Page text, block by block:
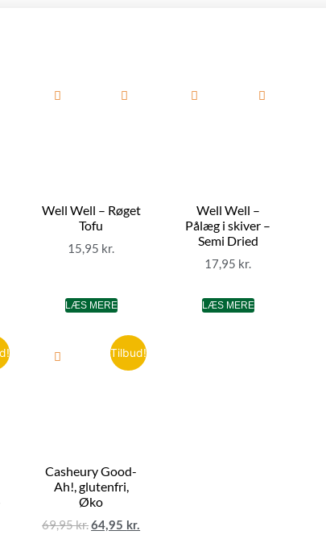
Well Well – Røget
Tofu
15,95 kr.
LÆS MERE
Well Well –
Pålæg i skiver –
Semi Dried
17,95 kr.
LÆS MERE
Tilbud!
Casheury Good-
Ah!, glutenfri,
Øko
69,95kr. 64,95 kr.